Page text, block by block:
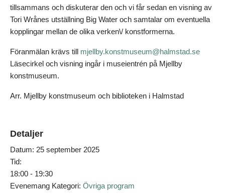
tillsammans och diskuterar den och vi får sedan en visning av
Tori Wrånes utställning Big Water och samtalar om eventuella
kopplingar mellan de olika verken\/ konstformerna.
Föranmälan krävs till mjellby.konstmuseum@halmstad.se
Läsecirkel och visning ingår i museientrén på Mjellby
konstmuseum.
Arr. Mjellby konstmuseum och biblioteken i Halmstad
Detaljer
Datum: 25 september 2025
Tid:
18:00 - 19:30
Evenemang Kategori: Övriga program